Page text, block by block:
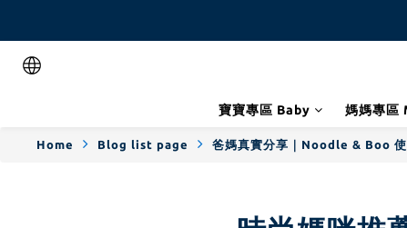
寶寶專區 Baby 媽媽專區
Home Blog list page 爸媽真實分享｜Noodle & Boo